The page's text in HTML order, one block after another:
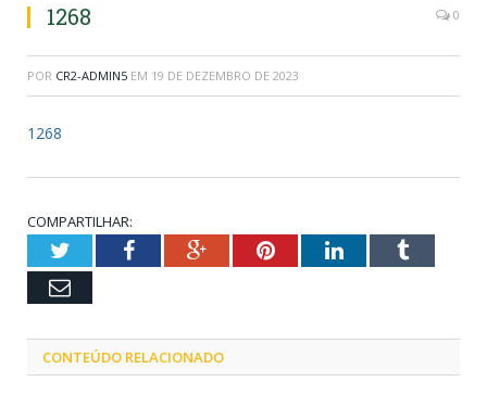
1268 0
POR CR2-ADMIN5 EM 19 DE DEZEMBRO DE 2023
1268
COMPARTILHAR:
TwitterFacebookGoogle+PinterestLinkedInTumblr
Email
CONTEÚDO RELACIONADO